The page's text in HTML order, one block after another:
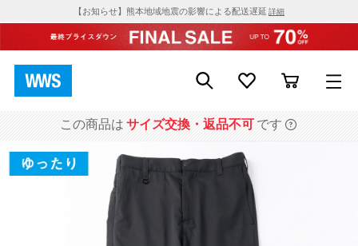
【お知らせ】熊本地域地震の影響による配送遅延 詳細
この商品は サイズ交換・返品不可 です